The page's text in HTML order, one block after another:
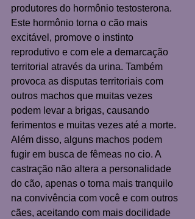
produtores do hormônio testosterona.
Este hormônio torna o cão mais
excitável, promove o instinto
reprodutivo e com ele a demarcação
territorial através da urina. Também
provoca as disputas territoriais com
outros machos que muitas vezes
podem levar a brigas, causando
ferimentos e muitas vezes até a morte.
Além disso, alguns machos podem
fugir em busca de fêmeas no cio. A
castração não altera a personalidade
do cão, apenas o torna mais tranquilo
na convivência com você e com outros
cães, aceitando com mais docilidade